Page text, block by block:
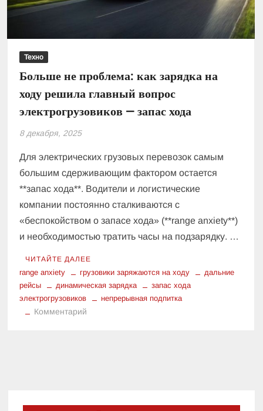
Техно
Больше не проблема: как зарядка на
ходу решила главный вопрос
электрогрузовиков — запас хода
8 декабря, 2025
Для электрических грузовых перевозок самым
большим сдерживающим фактором остается
**запас хода**. Водители и логистические
компании постоянно сталкиваются с
«беспокойством о запасе хода» (**range anxiety**)
и необходимостью тратить часы на подзарядку. …
ЧИТАЙТЕ ДАЛЕЕ
range anxiety грузовики заряжаются на ходу
дальние
рейсы
динамическая зарядка
запас хода
электрогрузовиков
непрерывная подпитка
Комментарий
ходу